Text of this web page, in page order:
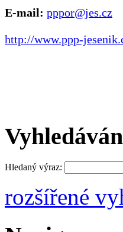
E-mail: pppor@jes.cz
http://www.ppp-
Hledaný výraz:
rozšířené